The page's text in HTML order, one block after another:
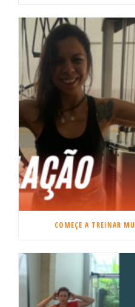
COMEÇE A TREINAR